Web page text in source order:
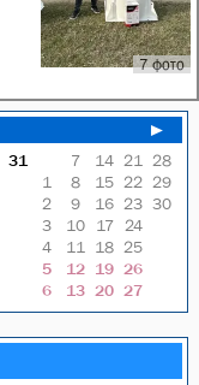
7 фото
►
31
7 14 21
28
1
8 15 22 29
2
9 16 23 30
3
10 17
24
4
11 18 25
5
12 19 26
6
13 20 27